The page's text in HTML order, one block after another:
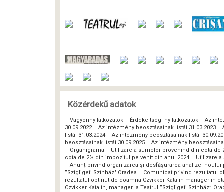
Közérdekű adatok
Vagyonnyilatkozatok Érdekeltségi nyilatkozatok
Az
30.09.2022
Az intézmény beosztásainak listái 31.03.2023
listái 31.03.2024
Az intézmény beosztásainak listái
beosztásainak listái 30.09.2025
Az intézmény
Organigrama
Utilizare a sumelor provenind din cota
cota de 2% din impozitul pe venit din anul 2024
Utilizare
Anunț privind organizarea și desfășurarea analizei
”Szigligeti Színház" Oradea
Comunicat privind rezultatul
rezultatul obtinut de doamna Czvikker Katalin manager in
Czvikker Katalin, manager la Teatrul ”Szigligeti Szinház”